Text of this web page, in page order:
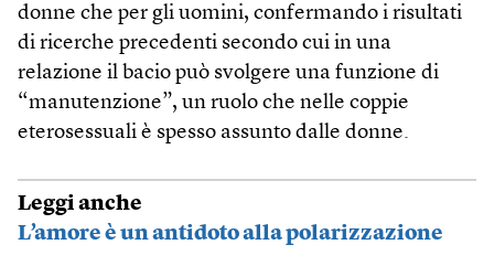
donne che per gli uomini, confermando i risultati
di ricerche precedenti secondo cui in una
relazione il bacio può svolgere una funzione di
“manutenzione”, un ruolo che nelle coppie
eterosessuali è spesso assunto dalle donne.
Leggi anche
L’amore è un antidoto alla polarizzazione